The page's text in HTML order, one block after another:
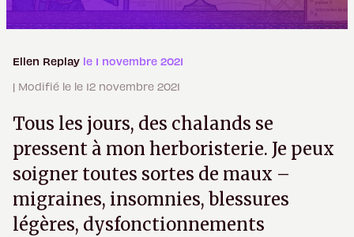
Ellen Replay le 1 novembre 2021
| Modifié le le 12 novembre 2021
Tous les jours, des chalands se
pressent à mon herboristerie. Je peux
soigner toutes sortes de maux –
migraines, insomnies, blessures
légères, dysfonctionnements